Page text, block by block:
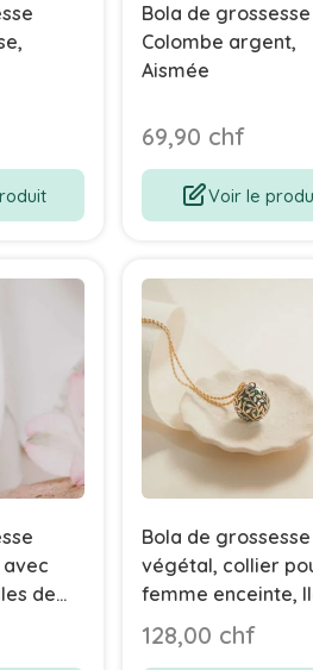
Bola de grossesse
Colombe argent,
Aismée
69,90 chf
Voir le
de
Bola de grossesse
végétal, collier
femme enceinte,
128,00 chf